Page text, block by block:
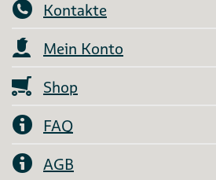
Kontakte
Mein Konto
Shop
FAQ
AGB